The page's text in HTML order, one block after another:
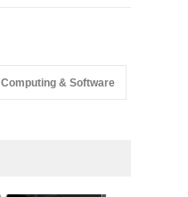
Computing & Software